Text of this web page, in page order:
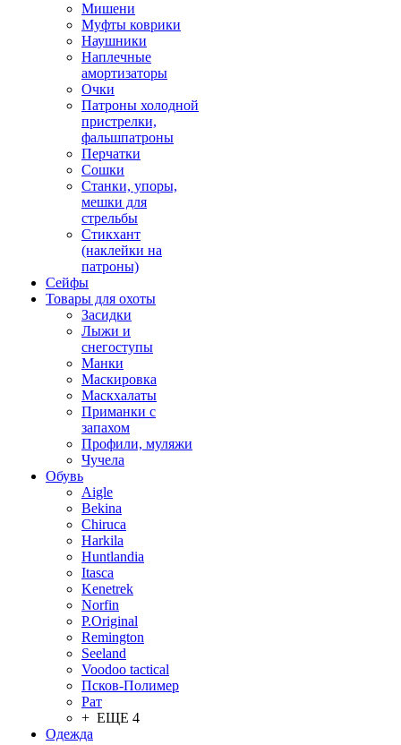
Мишени
Муфты коврики
Наушники
Наплечные
амортизаторы
Очки
Патроны холодной
пристрелки,
фальшпатроны
Перчатки
Сошки
Станки, упоры,
мешки для
стрельбы
Стикхант
(наклейки на
патроны)
Сейфы
Товары для охоты
Засидки
Лыжи и
снегоступы
Манки
Маскировка
Маскхалаты
Приманки с
запахом
Профили, муляжи
Чучела
Обувь
Aigle
Bekina
Chiruсa
Harkila
Huntlandia
Itasca
Kenetrek
Norfin
P.Original
Remington
Seeland
Voodoo tactical
Псков-Полимер
Рат
+ ЕЩЕ 4
Одежда